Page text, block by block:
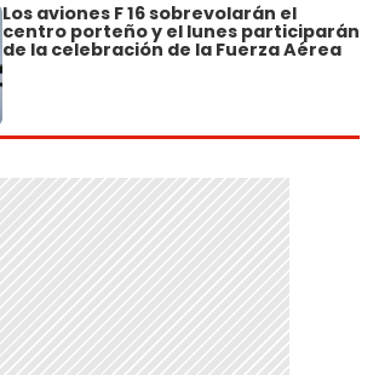
Los aviones F 16 sobrevolarán el
centro porteño y el lunes participarán
de la celebración de la Fuerza Aérea